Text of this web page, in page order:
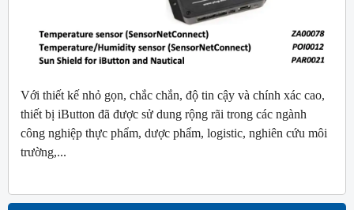
Với thiết kế nhỏ gọn, chắc chắn, độ tin cậy và chính xác cao,
thiết bị iButton đã được sử dung rộng rãi trong các ngành
công nghiệp thực phẩm, dược phẩm, logistic, nghiên cứu môi
trường,...